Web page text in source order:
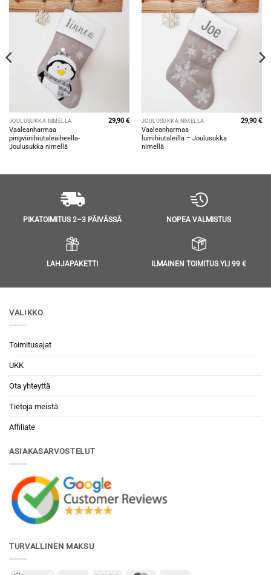
JOULUSUKKA NIMELLÄ
Vaaleanharmaa
pingviinihiutaleaiheella-
Joulusukka nimellä
29,90€ JOULUSUKKA NIMELLÄ
Vaaleanharmaa
lumihiutaleilla – Joulusukka
nimellä
29,90€
PIKATOIMITUS 2–3 PÄIVÄSSÄ NOPEA VALMISTUS
LAHJAPAKETTI ILMAINEN TOIMITUS YLI 99 €
VALIKKO
Toimitusajat
UKK
Ota yhteyttä
Tietoja meistä
Affiliate
ASIAKASARVOSTELUT
TURVALLINEN MAKSU